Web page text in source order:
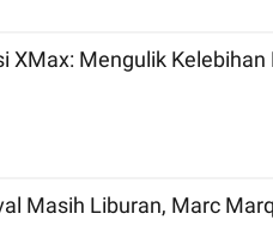
XMax: Mengulik Kelebihan
Masih Liburan, Marc